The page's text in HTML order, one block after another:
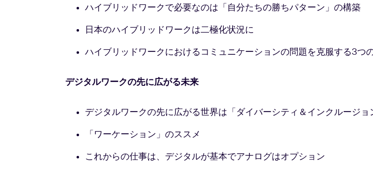
ハイブリッドワークで必要なのは「自分たちの勝ちパターン」の構築
日本のハイブリッドワークは二極化状況に
ハイブリッドワークにおけるコミュニケーションの問題を克服する3つの
デジタルワークの先に広がる未来
デジタルワークの先に広がる世界は「ダイバーシティ＆インクルージョン
「ワーケーション」のススメ
これからの仕事は、デジタルが基本でアナログはオプション